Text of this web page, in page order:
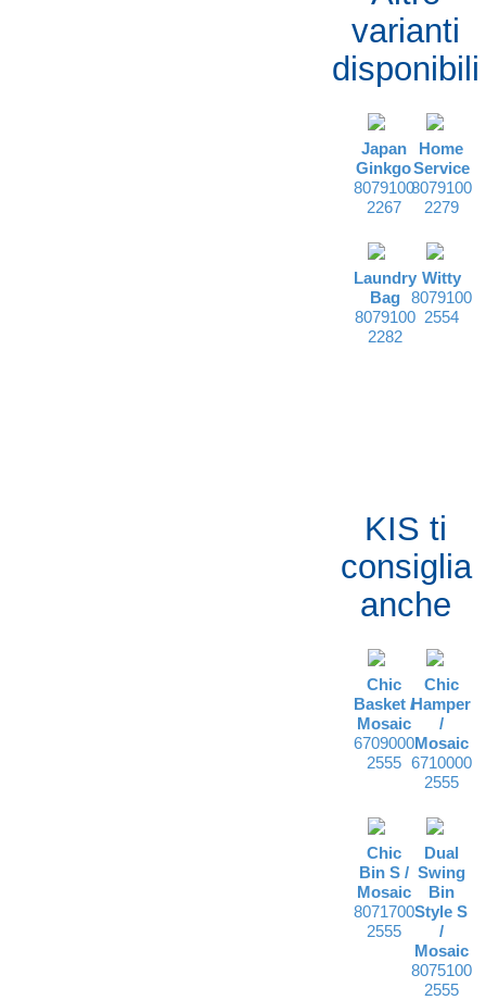
varianti
disponibili
Japan
Ginkgo
8079100
2267
Home
Service
8079100
2279
Laundry
Bag
8079100
2282
Witty
8079100
2554
KIS ti
consiglia
anche
Chic
Basket /
Mosaic
6709000
2555
Chic
Hamper
/
Mosaic
6710000
2555
Chic
Bin S /
Mosaic
8071700
2555
Dual
Swing
Bin
Style S
/
Mosaic
8075100
2555